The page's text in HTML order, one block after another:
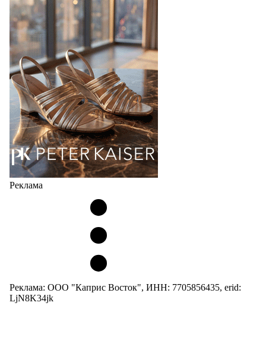
Популярный силуэт бренда,1999 года выпуска,
соответствует сегодняшнему тренду на
сникерины (гибридный вариант балеток и
кроссовок обтекаемой формы и с тонкой подошвой).
Но в модели Miu Miu Bubble присутствует еще и…
05.08.2026 2718
Реклама
Реклама: ООО "Каприс Восток", ИНН: 7705856435, erid:
LjN8K34jk